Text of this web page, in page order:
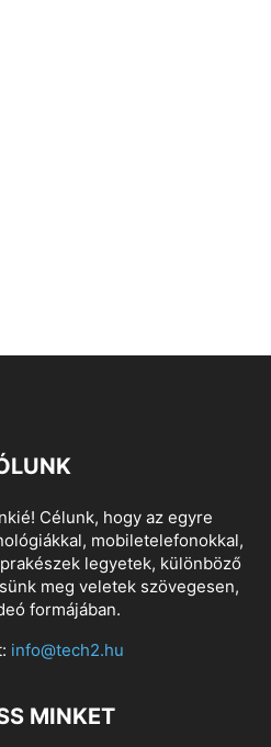
Célunk, hogy az egyre
mobiletelefonokkal,
legyetek, különböző
meg veletek szövegesen,
formájában.
info@tech2.hu
MINKET